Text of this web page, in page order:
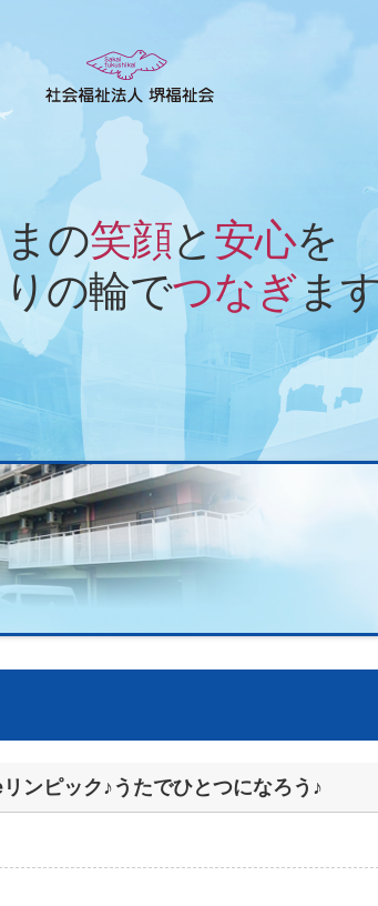
の笑顔と 安心を
の輪でつなぎま
ンピック♪うたでひとつになろう♪